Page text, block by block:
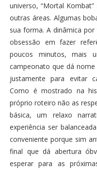
universo, “Mortal
outras áreas. Algumas
sua forma. A dinâmica
obsessão em fazer
poucos minutos, mais
campeonato que dá
justamente para evitar
Como é mostrado na
próprio roteiro não as
básica, um relaxo
experiência ser
conveniente porque sim
final que dá abertura
esperar para as